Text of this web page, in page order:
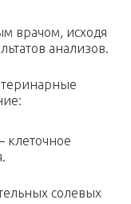
врачом, исходя
анализов.
клеточное
солевых